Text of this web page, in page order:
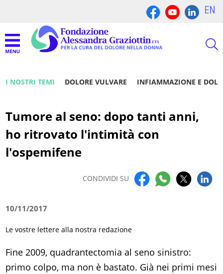
EN
I NOSTRI TEMI DOLORE VULVARE INFIAMMAZIONE E
Tumore al seno: dopo tanti anni,
ho ritrovato l'intimità con
l'ospemifene
CONDIVIDI SU
10/11/2017
Le vostre lettere alla nostra redazione
Fine 2009, quadrantectomia al seno sinistro:
primo colpo, ma non è bastato. Già nei primi mesi